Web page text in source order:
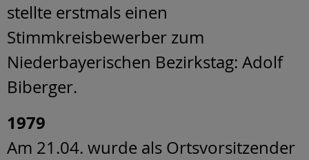
stellte erstmals einen
Stimmkreisbewerber zum
Niederbayerischen Bezirkstag: Adolf
Biberger.
1979
Am 21.04. wurde als Ortsvorsitzender